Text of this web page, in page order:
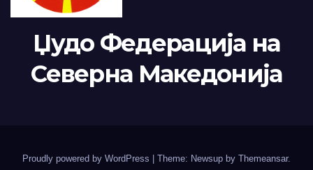
Џудо Федерација на
Северна Македонија
Proudly powered by WordPress Theme: Newsup by Themeansar.